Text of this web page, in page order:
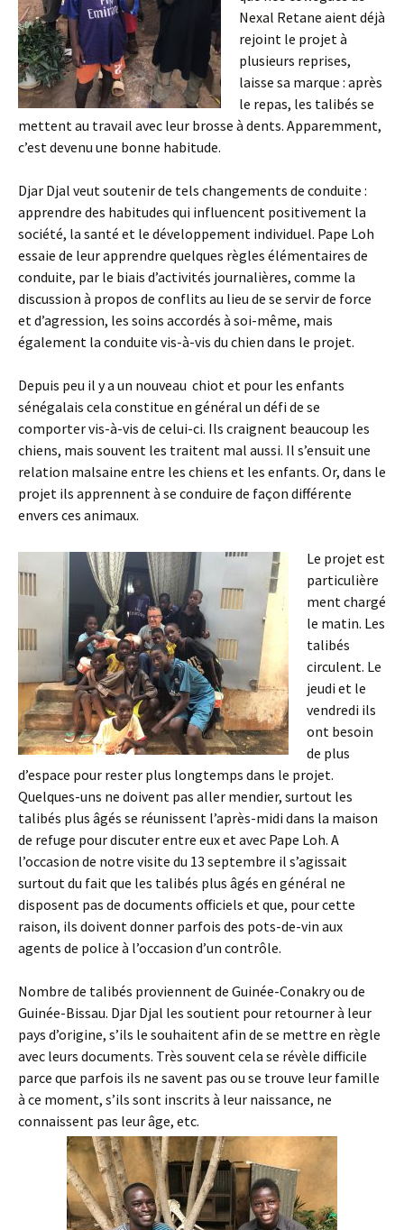
Nexal Retane aient déjà
rejoint le projet à
plusieurs reprises,
laisse sa marque : après
le repas, les talibés se
mettent au travail avec leur brosse à dents. Apparemment,
c’est devenu une bonne habitude.
Djar Djal veut soutenir de tels changements de conduite :
apprendre des habitudes qui influencent positivement la
société, la santé et le développement individuel. Pape Loh
essaie de leur apprendre quelques règles élémentaires de
conduite, par le biais d’activités journalières, comme la
discussion à propos de conflits au lieu de se servir de force
et d’agression, les soins accordés à soi-même, mais
également la conduite vis-à-vis du chien dans le projet.
Depuis peu il y a un nouveau chiot et pour les enfants
sénégalais cela constitue en général un défi de se
comporter vis-à-vis de celui-ci. Ils craignent beaucoup les
chiens, mais souvent les traitent mal aussi. Il s’ensuit une
relation malsaine entre les chiens et les enfants. Or, dans le
projet ils apprennent à se conduire de façon différente
envers ces animaux.
Le projet est
particulière
ment chargé
le matin. Les
talibés
circulent. Le
jeudi et le
vendredi ils
ont besoin
de plus
d’espace pour rester plus longtemps dans le projet.
Quelques-uns ne doivent pas aller mendier, surtout les
talibés plus âgés se réunissent l’après-midi dans la maison
de refuge pour discuter entre eux et avec Pape Loh. A
l’occasion de notre visite du 13 septembre il s’agissait
surtout du fait que les talibés plus âgés en général ne
disposent pas de documents officiels et que, pour cette
raison, ils doivent donner parfois des pots-de-vin aux
agents de police à l’occasion d’un contrôle.
Nombre de talibés proviennent de Guinée-Conakry ou de
Guinée-Bissau. Djar Djal les soutient pour retourner à leur
pays d’origine, s’ils le souhaitent afin de se mettre en règle
avec leurs documents. Très souvent cela se révèle difficile
parce que parfois ils ne savent pas ou se trouve leur famille
à ce moment, s’ils sont inscrits à leur naissance, ne
connaissent pas leur âge, etc.